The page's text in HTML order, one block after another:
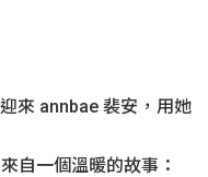
來 annbae 裴安，用她
自一個溫暖的故事：